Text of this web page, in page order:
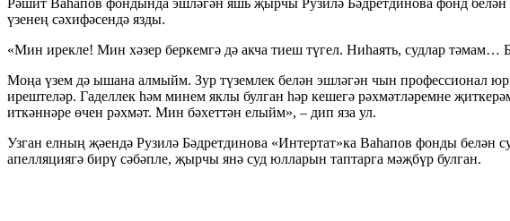
үзенең сәхифәсендә язды.
«Мин ирекле! Мин хәзер беркемгә дә акча тиеш түгел. Ниһаять, судлар
Моңа үзем дә ышана алмыйм. Зур түземлек белән эшләгән чын профессионал
ирештеләр. Гаделлек һәм минем яклы булган һәр кешегә рәхмәтләремне
иткәннәре өчен рәхмәт. Мин бәхеттән елыйм», – дип яза ул.
Узган елның җәендә Рузилә Бәдретдинова «Интертат»ка Ваһапов фонды белән
апелляциягә бирү сәбәпле, җырчы янә суд юлларын таптарга мәҗбүр булган.